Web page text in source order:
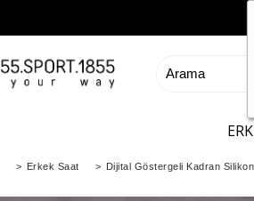
> Erkek Saat > Dijital Göstergeli Kadran